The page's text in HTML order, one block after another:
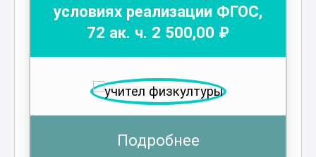
условиях реализации ФГОС,
72 ак. ч. 2 500,00 ₽
Подробнее